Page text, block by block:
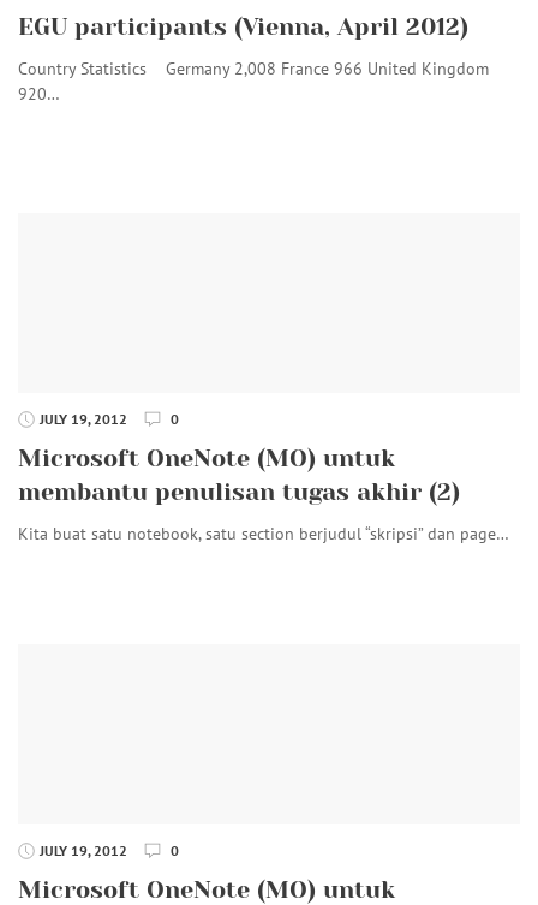
EGU participants (Vienna, April 2012)
Country Statistics Germany 2,008 France 966 United Kingdom
920…
JULY 19, 2012 0
Microsoft OneNote (MO) untuk
membantu penulisan tugas akhir (2)
Kita buat satu notebook, satu section berjudul “skripsi” dan page…
JULY 19, 2012 0
Microsoft OneNote (MO) untuk